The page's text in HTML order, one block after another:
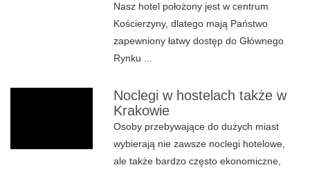
Nasz hotel położony jest w centrum
Kościerzyny, dlatego mają Państwo
zapewniony łatwy dostęp do Głównego
Rynku ...
Noclegi w hostelach także w
Krakowie
Osoby przebywające do dużych miast
wybierają nie zawsze noclegi hotelowe,
ale także bardzo często ekonomiczne,